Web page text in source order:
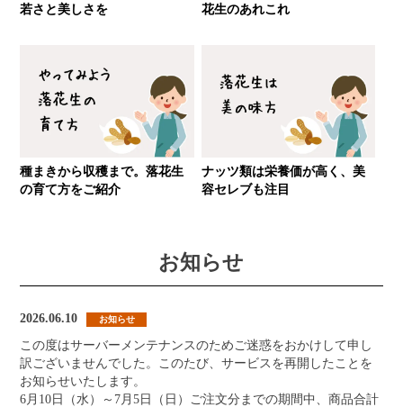
若さと美しさを
花生のあれこれ
種まきから収穫まで。落花生
の育て方をご紹介
ナッツ類は栄養価が高く、美
容セレブも注目
お知らせ
2026.06.10 お知らせ
この度はサーバーメンテナンスのためご迷惑をおかけして申し
訳ございませんでした。このたび、サービスを再開したことを
お知らせいたします。
6月10日（水）～7月5日（日）ご注文分までの期間中、商品合計